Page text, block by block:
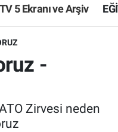
TV 5 Ekranı ve Arşiv
-
Zirvesi neden